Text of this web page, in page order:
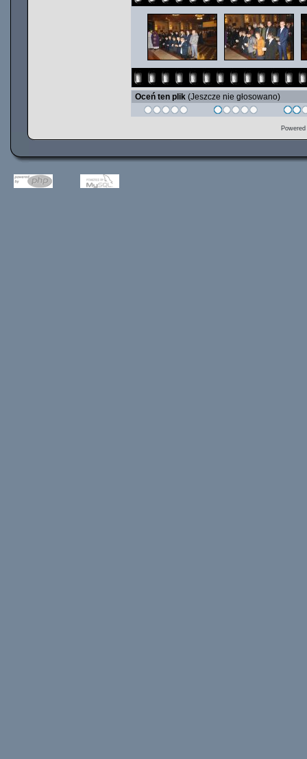
Oceń ten plik (Jeszcze nie głosowano)